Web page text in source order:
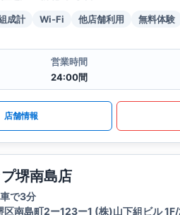
成計 Wi-Fi 他店舗利用 無料体験
営業時間
24:00間
店舗情報
堺南島店
で3分
区南島町2ー123ー1 (株)山下組ビル